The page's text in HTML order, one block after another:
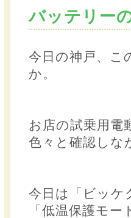
バッテリー
今日の神戸、こ
か。
お店の試乗用電
色々と確認しな
今日は「ビッケ
「低温保護モ